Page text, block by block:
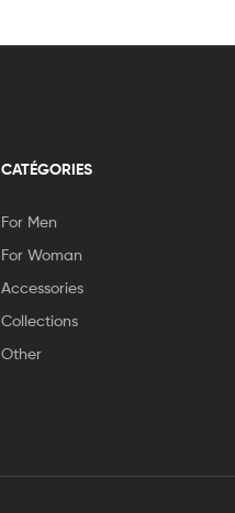
CATÉGORIES
For Men
For Woman
Accessories
Collections
Other